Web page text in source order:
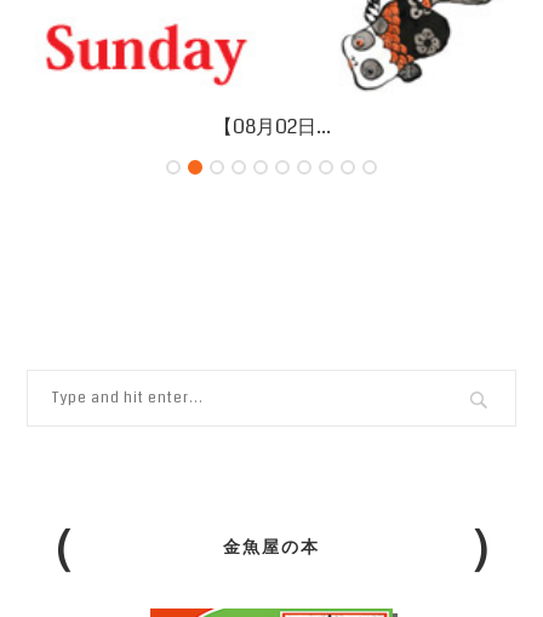
【08月02日...
金魚屋の本